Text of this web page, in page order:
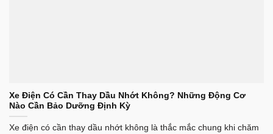
Xe Điện Có Cần Thay Dầu Nhớt Không? Những Động Cơ
Nào Cần Bảo Dưỡng Định Kỳ
Xe điện có cần thay dầu nhớt không là thắc mắc chung khi chăm